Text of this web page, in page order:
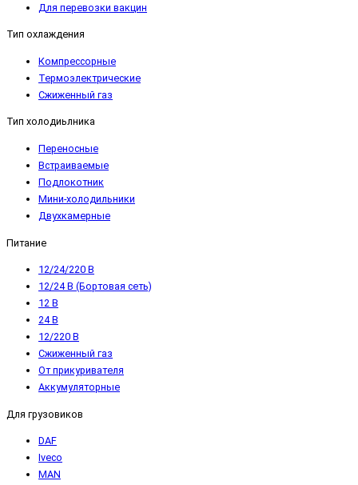
Для перевозки вакцин
Тип охлаждения
Компрессорные
Термоэлектрические
Сжиженный газ
Тип холодиьлника
Переносные
Встраиваемые
Подлокотник
Мини-холодильники
Двухкамерные
Питание
12/24/220 В
12/24 В (Бортовая сеть)
12 В
24 В
12/220 В
Сжиженный газ
От прикуривателя
Аккумуляторные
Для грузовиков
DAF
Iveco
MAN